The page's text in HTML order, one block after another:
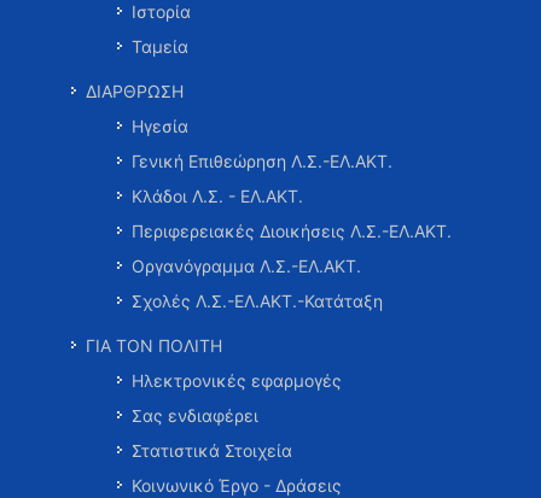
Ιστορία
Ταμεία
ΔΙΑΡΘΡΩΣΗ
Ηγεσία
Γενική Επιθεώρηση Λ.Σ.-ΕΛ.ΑΚΤ.
Κλάδοι Λ.Σ. - ΕΛ.ΑΚΤ.
Περιφερειακές Διοικήσεις Λ.Σ.-ΕΛ.ΑΚΤ.
Οργανόγραμμα Λ.Σ.-ΕΛ.ΑΚΤ.
Σχολές Λ.Σ.-ΕΛ.ΑΚΤ.-Κατάταξη
ΓΙΑ ΤΟΝ ΠΟΛΙΤΗ
Ηλεκτρονικές εφαρμογές
Σας ενδιαφέρει
Στατιστικά Στοιχεία
Κοινωνικό Έργο - Δράσεις